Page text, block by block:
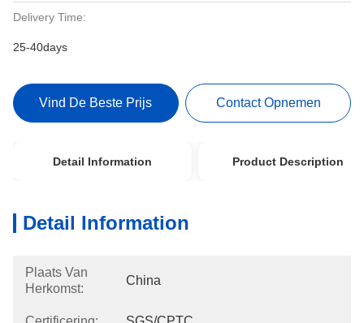
Delivery Time:
25-40days
Vind De Beste Prijs Contact Opnemen
Detail Information Product Description
Detail Information
Plaats Van
Herkomst:
China